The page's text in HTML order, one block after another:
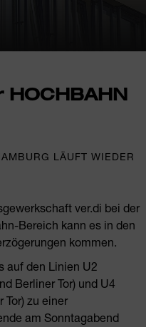
HOCHBAHN
LÄUFT WIEDER
ver.di bei der
Bereich kann es in den
kommen.
auf den Linien U2
Berliner Tor) und U4
Tor) zu einer
am Sonntagabend